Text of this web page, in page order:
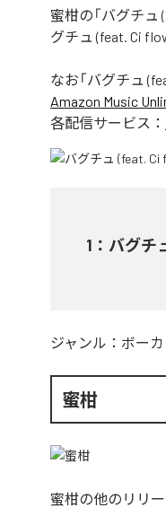
蜜柑の「バグチ
グチュ (feat. Ci
なお「バグチュ
Amazon Music
各配信サービス：
1 ： バグチ
ジャンル： ボー
蜜柑
蜜柑の他のリリー